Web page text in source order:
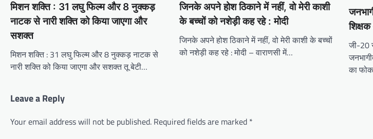
मिशन शक्ति : 31 लघु फिल्म और 8 नुक्कड़
नाटक से नारी शक्ति को किया जाएगा और
सशक्त
मिशन शक्ति : 31 लघु फिल्म और 8 नुक्कड़ नाटक से
नारी शक्ति को किया जाएगा और सशक्त तू बेटी…
जिनके अपने होश ठिकाने में नहीं, वो मेरी काशी
के बच्चों को नशेड़ी कह रहे : मोदी
जिनके अपने होश ठिकाने में नहीं, वो मेरी काशी के बच्चों
को नशेड़ी कह रहे : मोदी – वाराणसी में…
जी-20
का
Leave a Reply
Your email address will not be published. Required fields are marked *